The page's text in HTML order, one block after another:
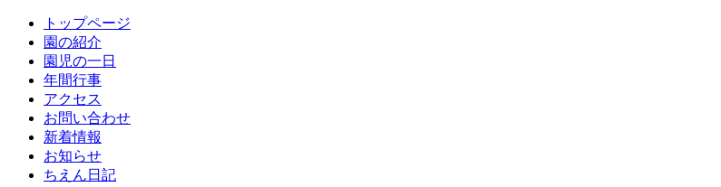
トップページ
園の紹介
園児の一日
年間行事
アクセス
お問い合わせ
新着情報
お知らせ
ちえん日記